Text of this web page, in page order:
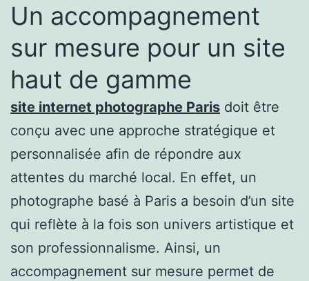
Un accompagnement
sur mesure pour un site
haut de gamme
site internet photographe Paris doit être
conçu avec une approche stratégique et
personnalisée afin de répondre aux
attentes du marché local. En effet, un
photographe basé à Paris a besoin d’un site
qui reflète à la fois son univers artistique et
son professionnalisme. Ainsi, un
accompagnement sur mesure permet de